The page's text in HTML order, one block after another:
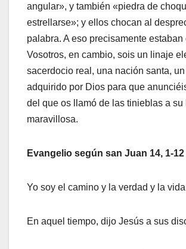
angular», y también «piedra de
estrellarse»; y ellos chocan al
palabra. A eso precisamente estaban
Vosotros, en cambio, sois un linaje
sacerdocio real, una nación santa,
adquirido por Dios para que
del que os llamó de las tinieblas a su
maravillosa.
Evangelio según san Juan 14, 1-12
Yo soy el camino y la verdad y la vida
En aquel tiempo, dijo Jesús a sus